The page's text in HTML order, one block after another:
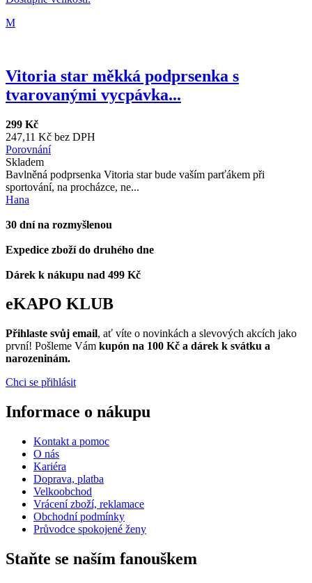
M
Vitoria star měkká podprsenka s
tvarovanými vycpávka...
299 Kč
247,11 Kč bez DPH
Porovnání
Skladem
Bavlněná podprsenka Vitoria star bude vaším parťákem při
sportování, na procházce, ne...
Hana
30 dní na rozmyšlenou
Expedice zboží do druhého dne
Dárek k nákupu nad 499 Kč
eKAPO KLUB
Přihlaste svůj email, ať víte o novinkách a slevových akcích jako
první! Pošleme Vám kupón na 100 Kč a dárek k svátku a
narozeninám.
Chci se přihlásit
Informace o nákupu
Kontakt a pomoc
O nás
Kariéra
Doprava, platba
Velkoobchod
Vrácení zboží, reklamace
Obchodní podmínky
Průvodce spokojené ženy
Staňte se naším fanouškem